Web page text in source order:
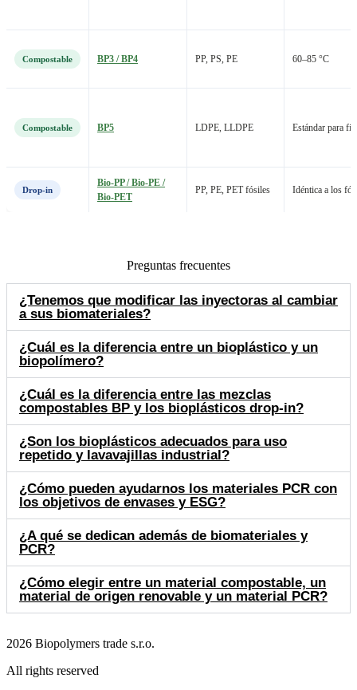
Compostable BP3 / BP4 PP, PS, PE 60–85 °C
Compostable BP5 LDPE, LLDPE Estándar para
Drop-in
Bio-PP / Bio-PE /
Bio-PET
PP, PE, PET fósiles Idéntica a los
Preguntas frecuentes
¿Tenemos que modificar las inyectoras al cambiar
a sus biomateriales?
¿Cuál es la diferencia entre un bioplástico y un
biopolímero?
¿Cuál es la diferencia entre las mezclas
compostables BP y los bioplásticos drop-in?
¿Son los bioplásticos adecuados para uso
repetido y lavavajillas industrial?
¿Cómo pueden ayudarnos los materiales PCR con
los objetivos de envases y ESG?
¿A qué se dedican además de biomateriales y
PCR?
¿Cómo elegir entre un material compostable, un
material de origen renovable y un material PCR?
2026 Biopolymers trade s.r.o.
All rights reserved